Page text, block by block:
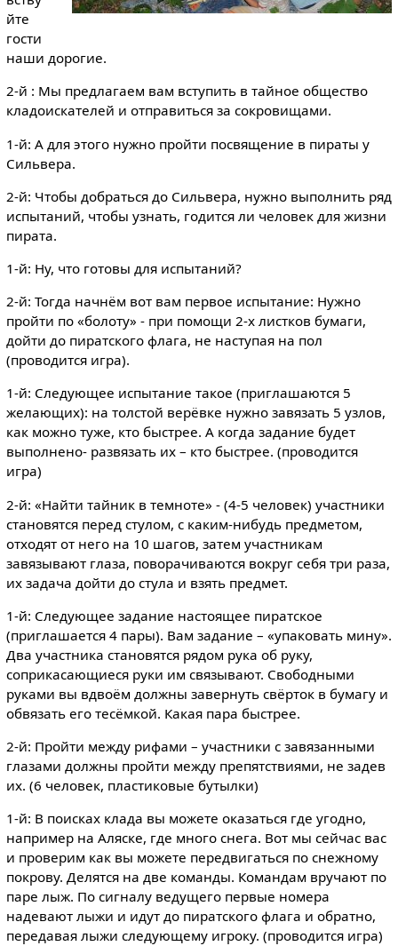
йте
гости
наши дорогие.
2-й : Мы предлагаем вам вступить в тайное общество
кладоискателей и отправиться за сокровищами.
1-й: А для этого нужно пройти посвящение в пираты у
Сильвера.
2-й: Чтобы добраться до Сильвера, нужно выполнить ряд
испытаний, чтобы узнать, годится ли человек для жизни
пирата.
1-й: Ну, что готовы для испытаний?
2-й: Тогда начнём вот вам первое испытание: Нужно
пройти по «болоту» - при помощи 2-х листков бумаги,
дойти до пиратского флага, не наступая на пол
(проводится игра).
1-й: Следующее испытание такое (приглашаются 5
желающих): на толстой верёвке нужно завязать 5 узлов,
как можно туже, кто быстрее. А когда задание будет
выполнено- развязать их – кто быстрее. (проводится
игра)
2-й: «Найти тайник в темноте» - (4-5 человек) участники
становятся перед стулом, с каким-нибудь предметом,
отходят от него на 10 шагов, затем участникам
завязывают глаза, поворачиваются вокруг себя три раза,
их задача дойти до стула и взять предмет.
1-й: Следующее задание настоящее пиратское
(приглашается 4 пары). Вам задание – «упаковать мину».
Два участника становятся рядом рука об руку,
соприкасающиеся руки им связывают. Свободными
руками вы вдвоём должны завернуть свёрток в бумагу и
обвязать его тесёмкой. Какая пара быстрее.
2-й: Пройти между рифами – участники с завязанными
глазами должны пройти между препятствиями, не задев
их. (6 человек, пластиковые бутылки)
1-й: В поисках клада вы можете оказаться где угодно,
например на Аляске, где много снега. Вот мы сейчас вас
и проверим как вы можете передвигаться по снежному
покрову. Делятся на две команды. Командам вручают по
паре лыж. По сигналу ведущего первые номера
надевают лыжи и идут до пиратского флага и обратно,
передавая лыжи следующему игроку. (проводится игра)